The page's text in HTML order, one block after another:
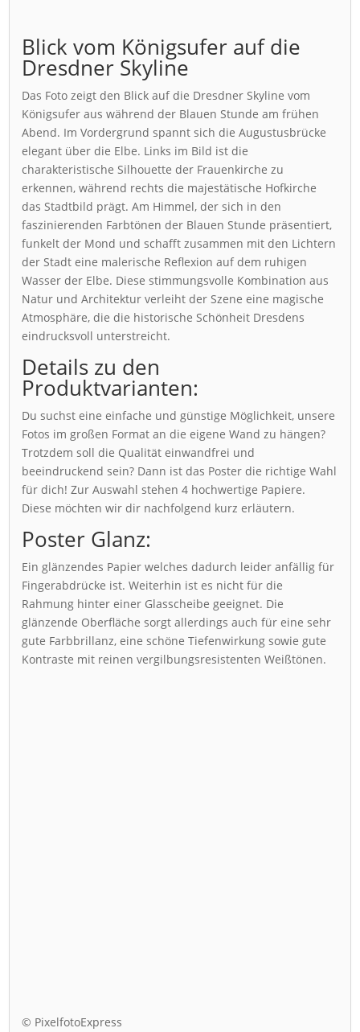
Blick vom Königsufer auf die
Dresdner Skyline
Das Foto zeigt den Blick auf die Dresdner Skyline vom
Königsufer aus während der Blauen Stunde am frühen
Abend. Im Vordergrund spannt sich die Augustusbrücke
elegant über die Elbe. Links im Bild ist die
charakteristische Silhouette der Frauenkirche zu
erkennen, während rechts die majestätische Hofkirche
das Stadtbild prägt. Am Himmel, der sich in den
faszinierenden Farbtönen der Blauen Stunde präsentiert,
funkelt der Mond und schafft zusammen mit den Lichtern
der Stadt eine malerische Reflexion auf dem ruhigen
Wasser der Elbe. Diese stimmungsvolle Kombination aus
Natur und Architektur verleiht der Szene eine magische
Atmosphäre, die die historische Schönheit Dresdens
eindrucksvoll unterstreicht.
Details zu den
Produktvarianten:
Du suchst eine einfache und günstige Möglichkeit, unsere
Fotos im großen Format an die eigene Wand zu hängen?
Trotzdem soll die Qualität einwandfrei und
beeindruckend sein? Dann ist das Poster die richtige Wahl
für dich! Zur Auswahl stehen 4 hochwertige Papiere.
Diese möchten wir dir nachfolgend kurz erläutern.
Poster Glanz:
Ein glänzendes Papier welches dadurch leider anfällig für
Fingerabdrücke ist. Weiterhin ist es nicht für die
Rahmung hinter einer Glasscheibe geeignet. Die
glänzende Oberfläche sorgt allerdings auch für eine sehr
gute Farbbrillanz, eine schöne Tiefenwirkung sowie gute
Kontraste mit reinen vergilbungsresistenten Weißtönen.
© PixelfotoExpress